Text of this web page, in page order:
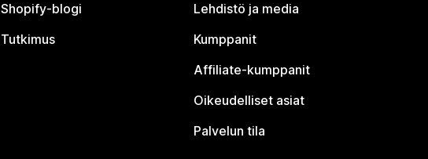
Shopify-blogi
Tutkimus
Lehdistö ja media
Kumppanit
Affiliate-kumppanit
Oikeudelliset asiat
Palvelun tila